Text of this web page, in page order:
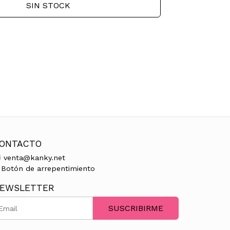
SIN STOCK
venta@kanky.net
de arrepentimiento
SUSCRIBIRME